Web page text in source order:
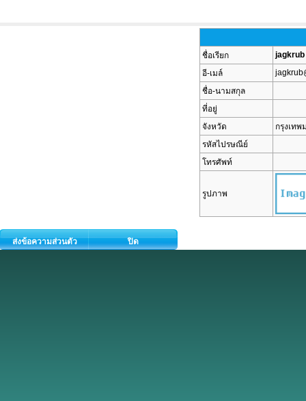
ชื่อเรียก
jagkrub
อี-เมล์
ชื่อ-นามสกุล
ที่อยู่
จังหวัด
กรุงเท
รหัสไปรษณีย์
โทรศัพท์
รูปภาพ
ส่งข้อความส่วนตัว ปิด